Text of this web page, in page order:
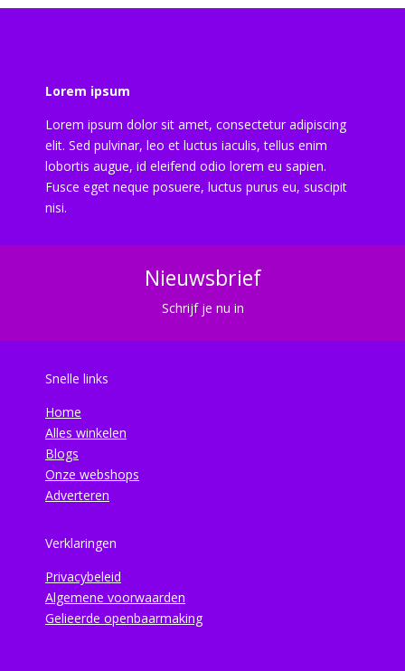
Lorem ipsum
Lorem ipsum dolor sit amet, consectetur adipiscing
elit. Sed pulvinar, leo et luctus iaculis, tellus enim
lobortis augue, id eleifend odio lorem eu sapien.
Fusce eget neque posuere, luctus purus eu, suscipit
nisi.
Nieuwsbrief
Schrijf je nu in
Snelle links
Home
Alles winkelen
Blogs
Onze webshops
Adverteren
Verklaringen
Privacybeleid
Algemene voorwaarden
Gelieerde openbaarmaking